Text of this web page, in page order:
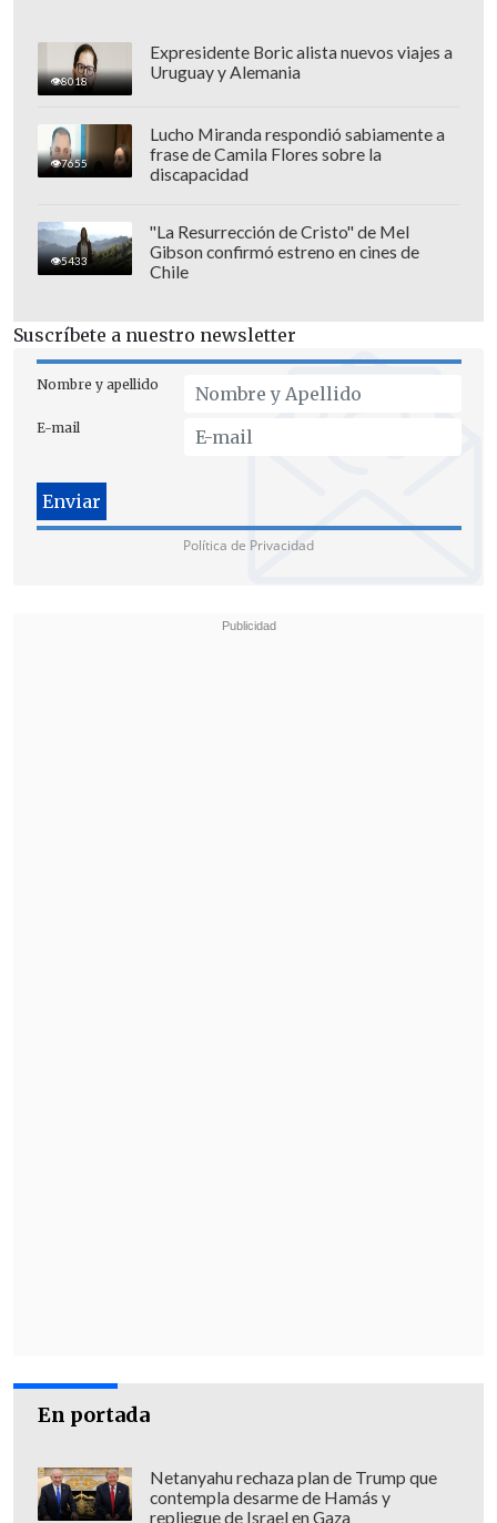
8018
Expresidente Boric alista nuevos viajes a
Uruguay y Alemania
7655
Lucho Miranda respondió sabiamente a
frase de Camila Flores sobre la
discapacidad
5433
"La Resurrección de Cristo" de Mel
Gibson confirmó estreno en cines de
Chile
Suscríbete a nuestro newsletter
Nombre y apellido
E-mail
Política de Privacidad
En portada
Netanyahu rechaza plan de Trump que
contempla desarme de Hamás y
repliegue de Israel en Gaza